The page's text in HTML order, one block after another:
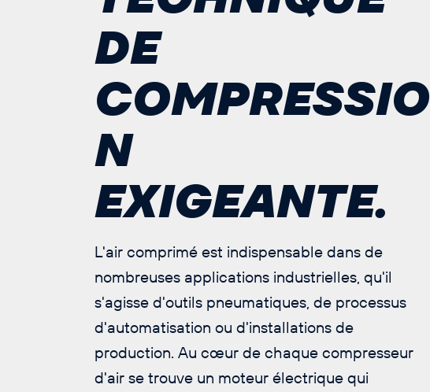
DE
COMPRESSIO
N
EXIGEANTE.
L'air comprimé est indispensable dans de
nombreuses applications industrielles, qu'il
s'agisse d'outils pneumatiques, de processus
d'automatisation ou d'installations de
production. Au cœur de chaque compresseur
d'air se trouve un moteur électrique qui